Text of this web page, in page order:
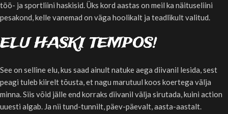
töö- ja sportliini haskisid. Üks kord aastas on meil ka näituseliini
pesakond, kelle vanemad on väga hoolikalt ja teadlikult valitud.
ELU HASKI TEMPOS!
See on selline elu, kus saad ainult natuke aega diivanil lesida, sest
peagi tuleb kiirelt tõusta, et nagu marutuul koos koertega välja
minna. Siis võid jälle end korraks diivanil välja sirutada, kuini action
uuesti algab. Ja nii tund-tunnilt, päev-päevalt, aasta-aastalt.